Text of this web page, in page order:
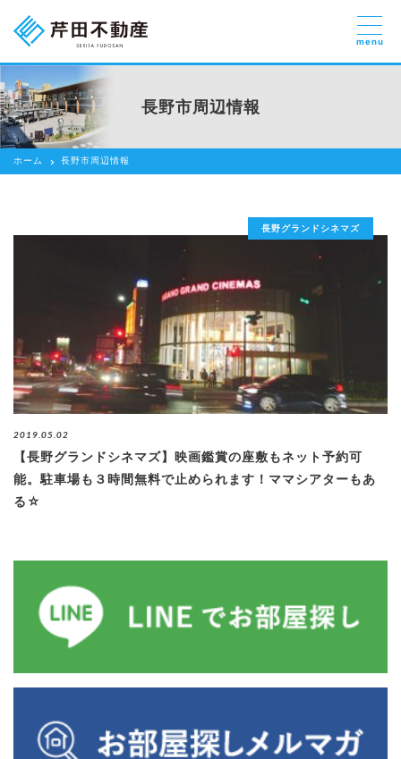
売りたい
貸したい方
借りたい
賃貸管理のご提案
芹田不動産の強み
スタッフ紹介
会社紹介
ブログ
menu
長野市周辺情報
ホーム 長野市周辺情報
長野グランドシネマズ
2019.05.02
【長野グランドシネマズ】映画鑑賞の座敷もネット予約可
能。駐車場も３時間無料で止められます！ママシアターもあ
る☆